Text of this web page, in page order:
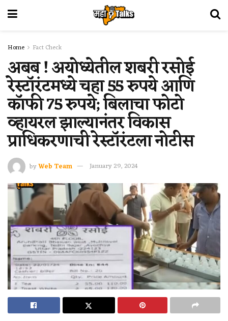
Home Fact Check
अबब ! अयोध्येतील शबरी रसोई
रेस्टॉरंटमध्ये चहा 55 रुपये आणि
कॉफी 75 रुपये; बिलाचा फोटो
व्हायरल झाल्यानंतर विकास
प्राधिकरणाची रेस्टॉरंटला नोटीस
byWeb Team January 29, 2024